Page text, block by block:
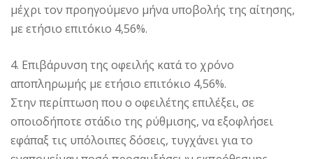
μέχρι τον προηγούμενο μήνα υποβολής της αίτησης,
με ετήσιο επιτόκιο 4,56%.
4. Επιβάρυνση της οφειλής κατά το χρόνο
αποπληρωμής με ετήσιο επιτόκιο 4,56%.
Στην περίπτωση που ο οφειλέτης επιλέξει, σε
οποιοδήποτε στάδιο της ρύθμισης, να εξοφλήσει
εφάπαξ τις υπόλοιπες δόσεις, τυγχάνει για το